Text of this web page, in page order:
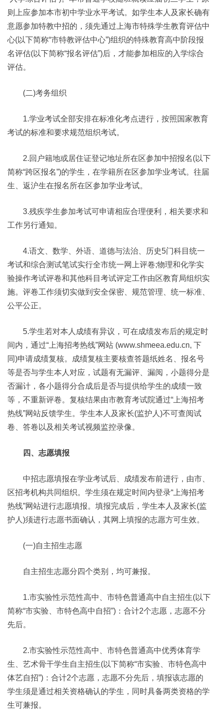
则上应参加本市初中学业水平考试。如学生本人及家长确有
意愿参加特教中招的，须先通过上海市特殊学生教育评估中
心(以下简称“市特教评估中心”)组织的特殊教育高中阶段报
名评估(以下简称“报名评估”)后，才能参加相应的入学综合
评估。
(二)考务组织
1.学业考试全部安排在标准化考点进行，按照国家教育
考试的标准和要求规范组织考试。
2.回户籍地或居住证登记地址所在区参加中招报名(以下
简称“跨区报名”)的学生，在学籍所在区参加学业考试。往届
生、返沪生在报名所在区参加学业考试。
3.残疾学生参加考试可申请相应合理便利，相关要求和
工作另行通知。
4.语文、数学、外语、道德与法治、历史5门科目统一
考试和综合测试笔试实行全市统一网上评卷;物理和化学实
验操作考试评卷和其他科目考试评定工作由区教育局组织实
施。评卷工作须切实做到安全保密、规范管理、统一标准、
公平公正。
5.学生若对本人成绩有异议，可在成绩发布后的规定时
间内，通过“上海招考热线”网站 (www.shmeea.edu.cn, 下
同)申请成绩复核。成绩复核主要核查答题纸姓名、报名号
等是否与学生本人对应，试题有无漏评、漏阅，小题得分是
否漏计，各小题得分合成后是否与提供给学生的成绩一致
等，不重新评卷。复核结果由市教育考试院通过“上海招考
热线”网站反馈学生。学生本人及家长(监护人)不可查阅试
卷、答卷以及相关考试视频监控录像。
四、志愿填报
中招志愿填报在学业考试后、成绩发布前进行，由市、
区招考机构共同组织。学生须在规定时间内登录“上海招考
热线”网站进行志愿填报。填报完成后，学生本人及家长(监
护人)须进行志愿书面确认，其网上填报的志愿方可生效。
(一)自主招生志愿
自主招生志愿分四个类别，均可兼报。
1.市实验性示范性高中、市特色普通高中自主招生(以下
简称“市实验、市特色高中自招”)：合计2个志愿，志愿不分
先后。
2.市实验性示范性高中、市特色普通高中优秀体育学
生、艺术骨干学生自主招生(以下简称“市实验、市特色高中
体艺自招”)：合计2个志愿，志愿不分先后，填报该志愿的
学生须是通过相关资格确认的学生，同时具备两类资格的学
生可兼报。